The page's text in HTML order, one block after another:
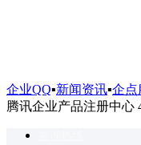
企业QQ▪新闻资讯▪企点
腾讯企业产品注册中心